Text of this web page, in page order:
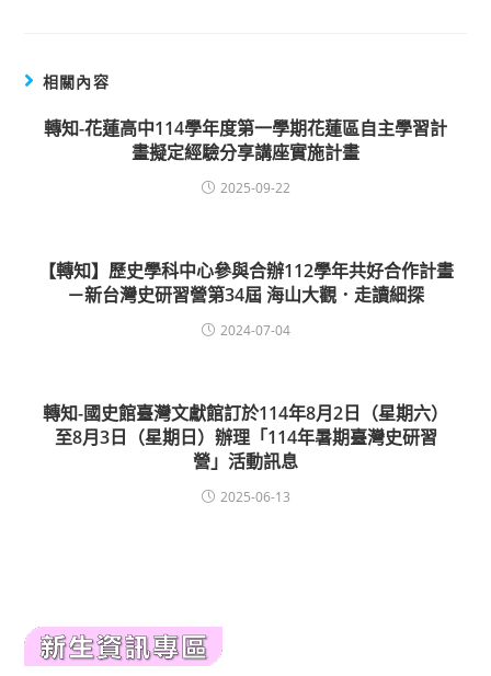
相關內容
轉知-花蓮高中114學年度第一學期花蓮區自主學習計
畫擬定經驗分享講座實施計畫
2025-09-22
【轉知】歷史學科中心參與合辦112學年共好合作計畫
－新台灣史研習營第34屆 海山大觀．走讀細探
2024-07-04
轉知-國史館臺灣文獻館訂於114年8月2日（星期六）
至8月3日（星期日）辦理「114年暑期臺灣史研習
營」活動訊息
2025-06-13